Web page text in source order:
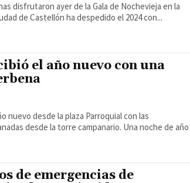
disfrutaron ayer de la Gala de Nochevieja en la
del Sol La ciudad de Castellón ha despedido el 2024 con...
el año nuevo con una
nuevo desde la plaza Parroquial con las
desde la torre campanario. Una noche de año
de emergencias de